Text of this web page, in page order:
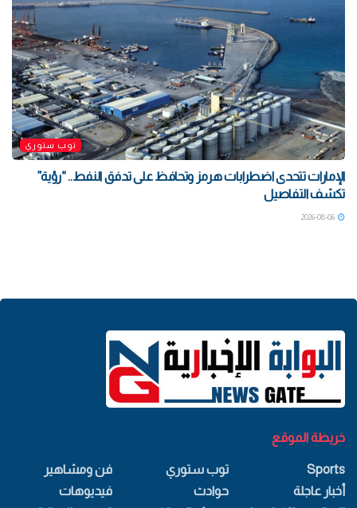
توب ستوري
الإمارات تتحدى اضطرابات هرمز وتحافظ على تدفق النفط.. “رؤية”
تكشف التفاصيل
خريطة الموقع
Sports
أخبار عاجلة
توب ستوري
حوادث
فن ومشاهير
فيديوهات